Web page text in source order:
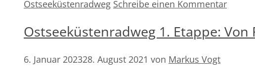
Kategorien
Ostseeküstenradweg Schreibe einen Kommentar
Ostseeküstenradweg 1. Etappe:
6. Januar 202328. August 2021 von Markus Vogt